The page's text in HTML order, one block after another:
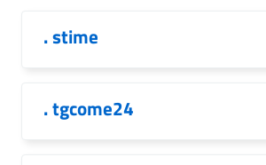
. stime
. tgcome24